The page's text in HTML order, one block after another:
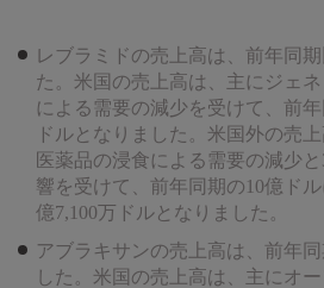
レブラミドの売上高は、前年同
た。米国の売上高は、主にジェ
による需要の減少を受けて、前
ドルとなりました。米国外の売
医薬品の浸食による需要の減少
響を受けて、前年同期の10億ド
億7,100万ドルとなりました。
アブラキサンの売上高は、前年
した。米国の売上高は、主にオ